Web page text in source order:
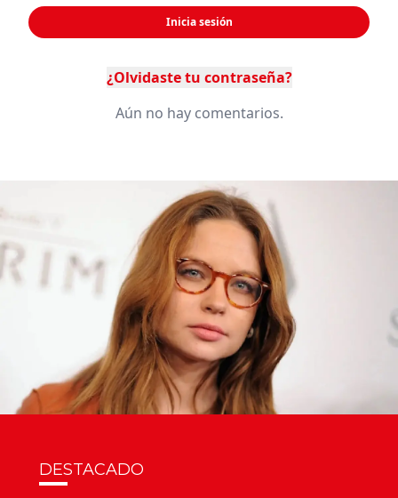
Inicia sesión
¿Olvidaste tu contraseña?
Aún no hay comentarios.
DESTACADO